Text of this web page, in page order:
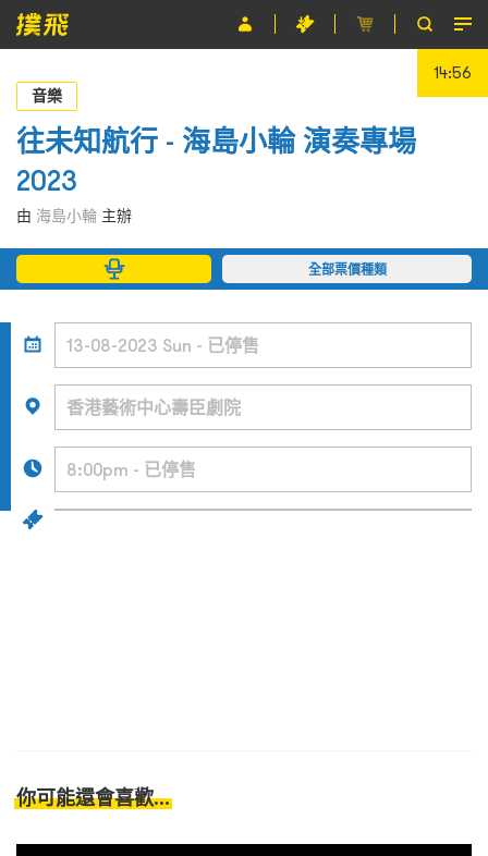
節目
主辦單位
關於撲飛
條款及細則
EN
14:56
音樂
往未知航行 - 海島小輪 演奏專場
2023
由 海島小輪 主辦
全部票價種類
你可能還會喜歡...